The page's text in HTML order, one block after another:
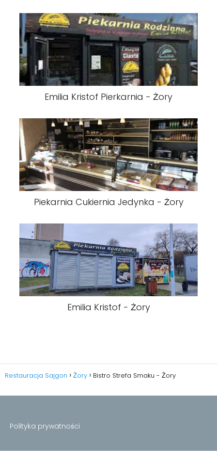
Emilia Kristof Pierkarnia - Żory
Piekarnia Cukiernia Jedynka - Żory
Emilia Kristof - Żory
Restauracja Sajgon Żory Bistro Strefa Smaku - Żory
Polityka prywatności